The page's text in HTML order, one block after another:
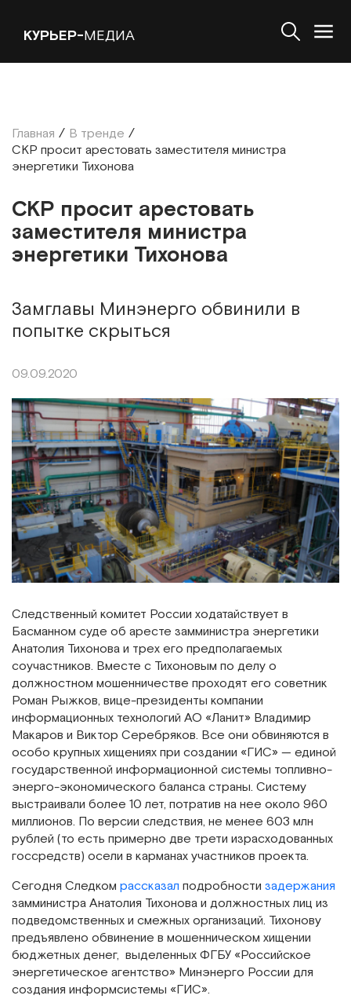
КУРЬЕР-МЕДИА
Главная / В тренде /
СКР просит арестовать заместителя министра
энергетики Тихонова
СКР просит арестовать
заместителя министра
энергетики Тихонова
Замглавы Минэнерго обвинили в
попытке скрыться
09.09.2020
Следственный комитет России ходатайствует в
Басманном суде об аресте замминистра энергетики
Анатолия Тихонова и трех его предполагаемых
соучастников. Вместе с Тихоновым по делу о
должностном мошенничестве проходят его советник
Роман Рыжков, вице-президенты компании
информационных технологий АО «Ланит» Владимир
Макаров и Виктор Серебряков. Все они обвиняются в
особо крупных хищениях при создании «ГИС» — единой
государственной информационной системы топливно-
энерго-экономического баланса страны. Систему
выстраивали более 10 лет, потратив на нее около 960
миллионов. По версии следствия, не менее 603 млн
рублей (то есть примерно две трети израсходованных
госсредств) осели в карманах участников проекта.
Сегодня Следком рассказал подробности задержания
замминистра Анатолия Тихонова и должностных лиц из
подведомственных и смежных организаций. Тихонову
предъявлено обвинение в мошенническом хищении
бюджетных денег, выделенных ФГБУ «Российское
энергетическое агентство» Минэнерго России для
создания информсистемы «ГИС».